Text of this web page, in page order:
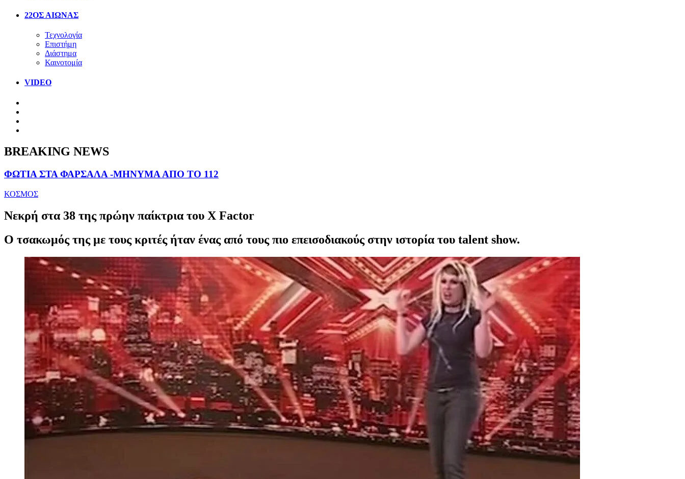
22ΟΣ ΑΙΩΝΑΣ
Τεχνολογία
Επιστήμη
Διάστημα
Καινοτομία
VIDEO
BREAKING NEWS
ΦΩΤΙΑ ΣΤΑ ΦΑΡΣΑΛΑ -ΜΗΝΥΜΑ ΑΠΟ ΤΟ 112
ΚΟΣΜΟΣ
Νεκρή στα 38 της πρώην παίκτρια του X Factor
O τσακωμός της με τους κριτές ήταν ένας από τους πιο επεισοδιακούς στην ιστορία του talent show.